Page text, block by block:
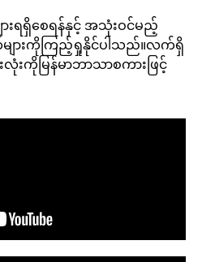
ရှိစေရန်နှင့် အသုံးဝင်မည့်
ားကိုကြည့်ရှုနိုင်ပါသည်။လက်ရှိ
ကိုမြန်မာဘာသာစကားဖြင့်